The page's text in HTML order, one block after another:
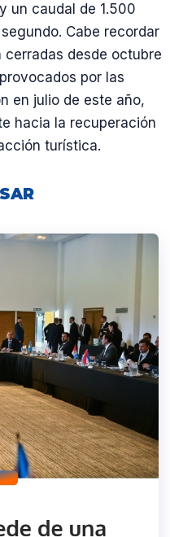
un caudal de 1.500
Cabe recordar
desde octubre
por las
en julio de este año,
hacia la recuperación
turística.